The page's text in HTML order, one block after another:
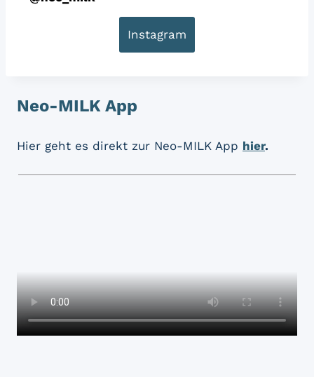
Instagram
Neo-MILK App
Hier geht es direkt zur Neo-MILK App hier.